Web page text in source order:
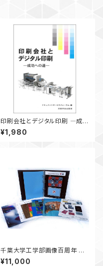
印刷会社とデジタル印刷 ―成功
への道―
¥1,980
千葉大学工学部画像百周年 記
念画像集
¥11,000